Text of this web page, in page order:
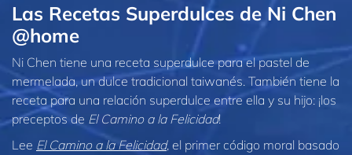
Las Recetas Superdulces de Ni Chen
@home
Ni Chen tiene una receta superdulce para el pastel de
mermelada, un dulce tradicional taiwanés. También tiene la
receta para una relación superdulce entre ella y su hijo: ¡los
preceptos de El Camino a la Felicidad!
Lee El Camino a la Felicidad, el primer código moral basado